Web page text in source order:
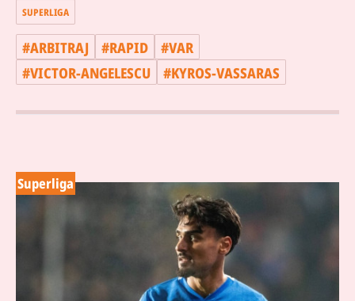
SUPERLIGA
#ARBITRAJ #RAPID #VAR
#VICTOR-ANGELESCU #KYROS-VASSARAS
Superliga